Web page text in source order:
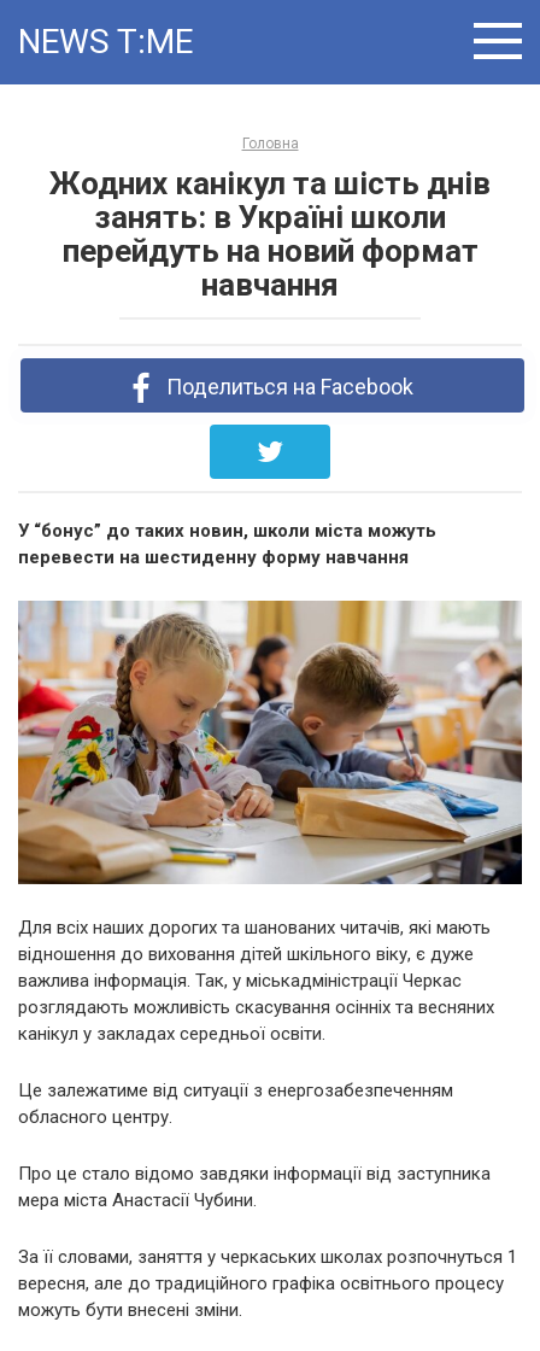
NEWS T:ME
Головна
Жодних канікул та шість днів
занять: в Україні школи
перейдуть на новий формат
навчання
Поделиться на Facebook
У “бонус” до таких новин, школи міста можуть
перевести на шестиденну форму навчання
Для всіх наших дорогих та шанованих читачів, які мають
відношення до виховання дітей шкільного віку, є дуже
важлива інформація. Так, у міськадміністрації Черкас
розглядають можливість скасування осінніх та весняних
канікул у закладах середньої освіти.
Це залежатиме від ситуації з енергозабезпеченням
обласного центру.
Про це стало відомо завдяки інформації від заступника
мера міста Анастасії Чубини.
За її словами, заняття у черкаських школах розпочнуться 1
вересня, але до традиційного графіка освітнього процесу
можуть бути внесені зміни.